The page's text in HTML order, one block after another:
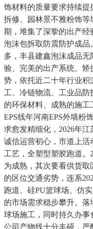
饰材料的质量要求持续
拆修、园林景不雅粉饰等
期，堆集了深挚的出产经
泡沫包拆取防震防护成
多，丰县建鑫泡沫成品
验、完美的出产系统、
势，依托近二十年行业
工、冷链物流、工业品
的环保材料、成熟的施
EPS线年河南EPS外墙粉
求愈发精细化，2026年
诚信运营初心，市道上
工艺，全塑型塑胶跑道。
为成熟，其次要看供货
的区位交通劣势，连系
跑道、硅PU篮球场、仿
的市场需求稳步攀升。
球场施工，同时持久办事
公司产物线十分丰硕，